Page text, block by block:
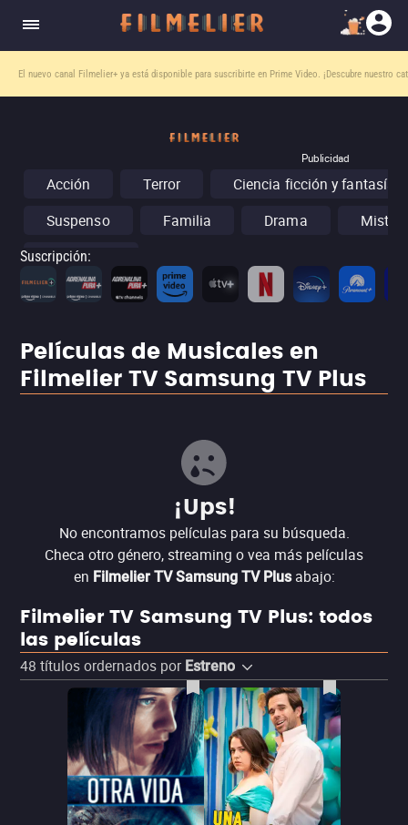
El nuevo canal Filmelier+ ya está disponible para suscribirte en Prime Video. ¡Descubre nuestro
Publicidad
Acción Terror
Ciencia ficción y fantasía
Suspenso
Familia Drama
Conciertos
Suscripción:
Películas de Musicales en
Filmelier TV Samsung TV Plus
¡Ups!
No encontramos películas para su búsqueda.
Checa otro género, streaming o vea más películas
en Filmelier TV Samsung TV Plusabajo:
Filmelier TV Samsung TV Plus: todos
las películas
48 títulos ordernados por Estreno